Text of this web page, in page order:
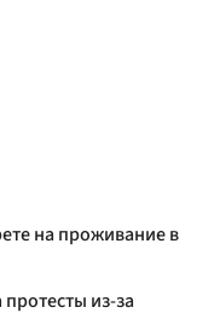
на проживание в
из-за